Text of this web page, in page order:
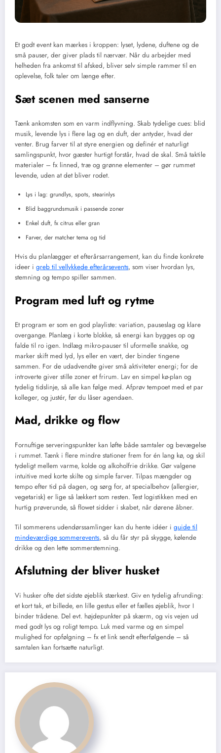
Et godt event kan mærkes i kroppen: lyset, lydene, duftene og de
små pauser, der giver plads til nærvær. Når du arbejder med
helheden fra ankomst til afsked, bliver selv simple rammer til en
oplevelse, folk taler om længe efter.
Sæt scenen med sanserne
Tænk ankomsten som en varm indflyvning. Skab tydelige cues: blid
musik, levende lys i flere lag og en duft, der antyder, hvad der
venter. Brug farver til at styre energien og definér et naturligt
samlingspunkt, hvor gæster hurtigt forstår, hvad de skal. Små taktile
materialer – fx linned, træ og grønne elementer – gør rummet
levende, uden at det bliver rodet.
Lys i lag: grundlys, spots, stearinlys
Blid baggrundsmusik i passende zoner
Enkel duft, fx citrus eller gran
Farver, der matcher tema og tid
Hvis du planlægger et efterårsarrangement, kan du finde konkrete
ideer i greb til vellykkede efterårsevents, som viser hvordan lys,
stemning og tempo spiller sammen.
Program med luft og rytme
Et program er som en god playliste: variation, pauseslag og klare
overgange. Planlæg i korte blokke, så energi kan bygges op og
falde til ro igen. Indlæg mikro-pauser til uformelle snakke, og
marker skift med lyd, lys eller en vært, der binder tingene
sammen. For de udadvendte giver små aktiviteter energi; for de
introverte giver stille zoner et frirum. Lav en simpel kø-plan og
tydelig tidslinje, så alle kan følge med. Afprøv tempoet med et par
kolleger, og justér, før du låser agendaen.
Mad, drikke og flow
Fornuftige serveringspunkter kan løfte både samtaler og bevægelse
i rummet. Tænk i flere mindre stationer frem for én lang kø, og skil
tydeligt mellem varme, kolde og alkoholfrie drikke. Gør valgene
intuitive med korte skilte og simple farver. Tilpas mængder og
tempo efter tid på dagen, og sørg for, at specialbehov (allergier,
vegetarisk) er lige så lækkert som resten. Test logistikken med en
hurtig prøverunde, så flowet sidder i skabet, når dørene åbner.
Til sommerens udendørssamlinger kan du hente idéer i guide til
mindeværdige sommerevents, så du får styr på skygge, kølende
drikke og den lette sommerstemning.
Afslutning der bliver husket
Vi husker ofte det sidste øjeblik stærkest. Giv en tydelig afrunding:
et kort tak, et billede, en lille gestus eller et fælles øjeblik, hvor I
binder trådene. Del evt. højdepunkter på skærm, og vis vejen ud
med godt lys og roligt tempo. Luk med varme og en simpel
mulighed for opfølgning – fx et link sendt efterfølgende – så
samtalen kan fortsætte naturligt.